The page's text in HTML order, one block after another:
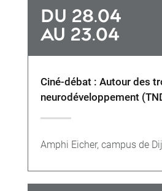
DU 28.04
AU 23.04
Ciné-débat : Autour des
neurodéveloppement
Amphi Eicher, campus de